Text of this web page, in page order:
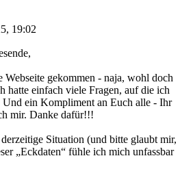
19:02
gekommen - naja, wohl doch
hatte einfach viele Fragen, auf die ich
Und ein Kompliment an Euch alle - Ihr
mir. Danke dafür!!!
Situation (und bitte glaubt mir,
„Eckdaten“ fühle ich mich unfassbar